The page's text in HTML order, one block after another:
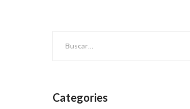
Categories